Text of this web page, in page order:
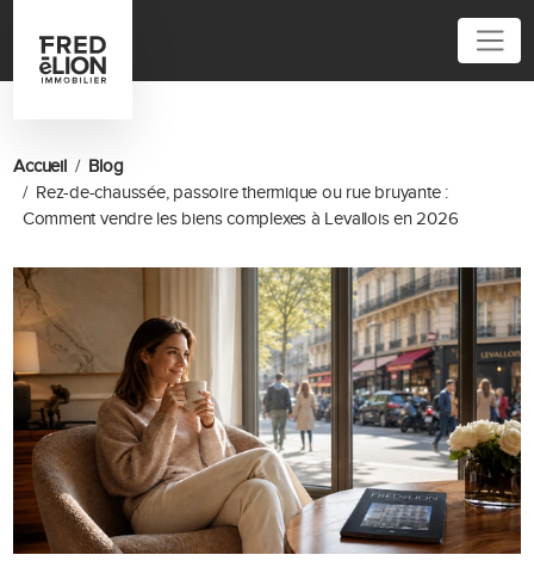
01 84 20 04 00
Accueil
Blog
Rez-de-chaussée, passoire thermique ou rue bruyante :
Comment vendre les biens complexes à Levallois en 2026